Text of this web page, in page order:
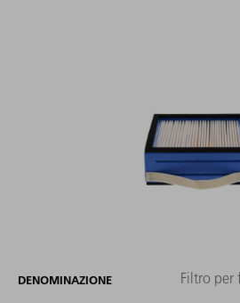
DENOMINAZIONE Filtro per